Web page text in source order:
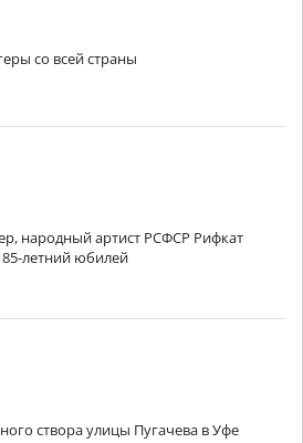
со всей страны
народный артист РСФСР Рифкат
летний юбилей
створа улицы Пугачева в Уфе